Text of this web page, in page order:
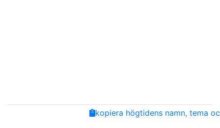
EmailCopy
kopiera högtidens namn, tema